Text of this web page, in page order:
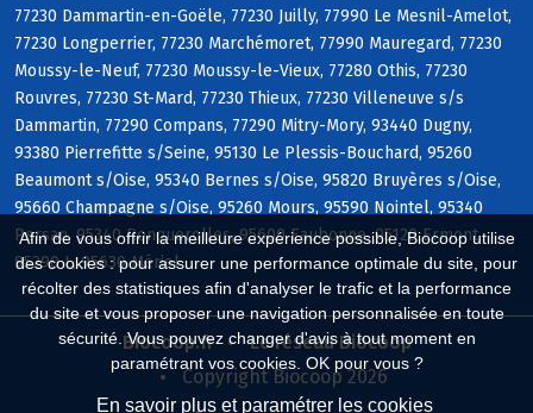
Afin de vous offrir la meilleure expérience possible, Biocoop utilise
des cookies : pour assurer une performance optimale du site, pour
récolter des statistiques afin d'analyser le trafic et la performance
du site et vous proposer une navigation personnalisée en toute
sécurité. Vous pouvez changer d'avis à tout moment en
paramétrant vos cookies. OK pour vous ?
En savoir plus et paramétrer les cookies
77230 Dammartin-en-Goële, 77230 Juilly, 77990 Le Mesnil-Amelot,
77230 Longperrier, 77230 Marchémoret, 77990 Mauregard, 77230
Moussy-le-Neuf, 77230 Moussy-le-Vieux, 77280 Othis, 77230
Rouvres, 77230 St-Mard, 77230 Thieux, 77230 Villeneuve s/s
Dammartin, 77290 Compans, 77290 Mitry-Mory, 93440 Dugny,
93380 Pierrefitte s/Seine, 95130 Le Plessis-Bouchard, 95260
Beaumont s/Oise, 95340 Bernes s/Oise, 95820 Bruyères s/Oise,
95660 Champagne s/Oise, 95260 Mours, 95590 Nointel, 95340
Persan, 95340 Ronquerolles, 95600 Eaubonne, 95120 Ermont,
95290 L, 95630 Mériel
Biocoop.fr
Le réseau Biocoop
Copyright Biocoop 2026